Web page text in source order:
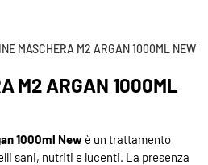
MASCHERA M2 ARGAN 1000ML NEW
M2 ARGAN 1000ML
1000ml New è un trattamento
sani, nutriti e lucenti. La presenza